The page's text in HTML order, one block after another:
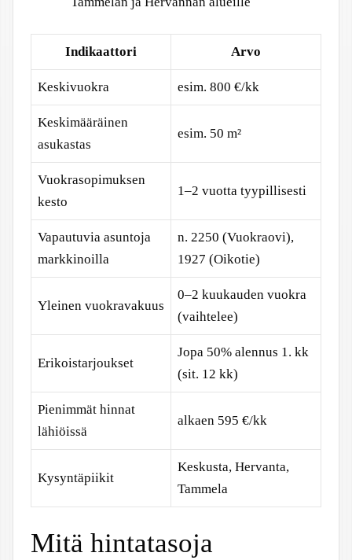
Indikaattori Arvo
Keskivuokra esim. 800 €/kk
Keskimääräinen
asukastas
esim. 50 m²
Vuokrasopimuksen
kesto
1–2 vuotta tyypillisesti
Vapautuvia asuntoja
markkinoilla
n. 2250 (Vuokraovi),
1927 (Oikotie)
Yleinen vuokravakuus
0–2 kuukauden vuokra
(vaihtelee)
Erikoistarjoukset
Jopa 50% alennus 1. kk
(sit. 12 kk)
Pienimmät hinnat
lähiöissä
alkaen 595 €/kk
Kysyntäpiikit
Keskusta, Hervanta,
Tammela
Mitä hintatasoja